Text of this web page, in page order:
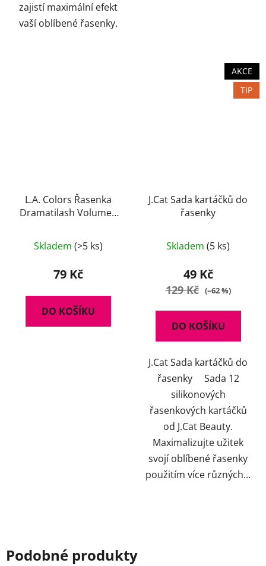
zajistí maximální efekt
vaší oblíbené řasenky.
L.A. Colors Řasenka
Dramatilash Volume -
Skladem (>5 ks)
79 Kč
DO KOŠÍKU
AKCE
TIP
J.Cat Sada kartáčků do
řasenky
Skladem (5 ks)
49 Kč
129 Kč (–62 %)
DO KOŠÍKU
J.Cat Sada kartáčků do
řasenky Sada 12
silikonových
řasenkových kartáčků
od J.Cat Beauty.
Maximalizujte užitek
svojí oblíbené řasenky
použitím více různých...
Podobné produkty